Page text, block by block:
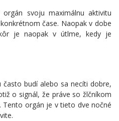
svoju maximálnu aktivitu
čase. Naopak v dobe
je naopak v útlme, kedy je
budí alebo sa necíti dobre,
o signál, že práve so žlčníkom
Tento orgán je v tieto dve nočné